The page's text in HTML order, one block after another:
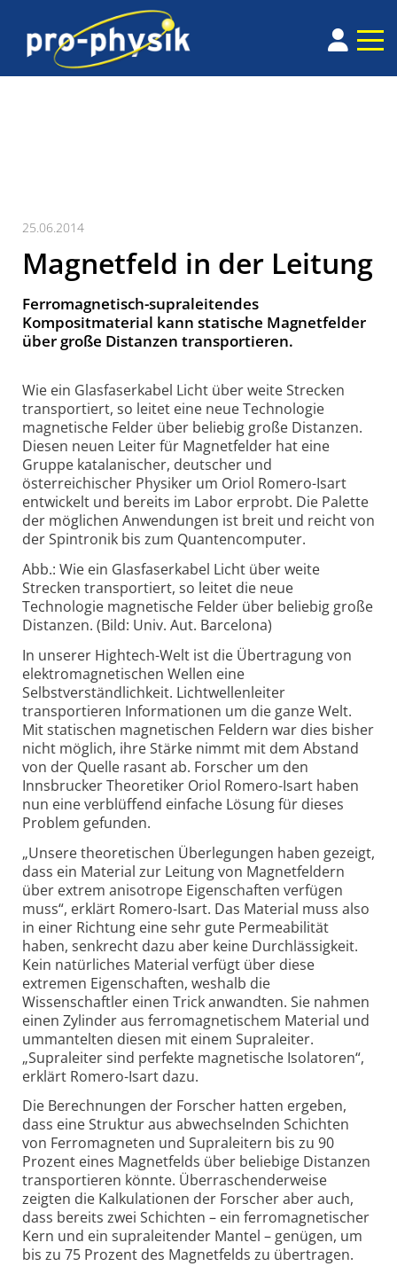
25.06.2014
Magnetfeld in der Leitung
Ferromagnetisch-supraleitendes
Kompositmaterial kann statische Magnetfelder
über große Distanzen transportieren.
Wie ein Glasfaserkabel Licht über weite Strecken
transportiert, so leitet eine neue Technologie
magnetische Felder über beliebig große Distanzen.
Diesen neuen Leiter für Magnetfelder hat eine
Gruppe katalanischer, deutscher und
österreichischer Physiker um Oriol Romero-Isart
entwickelt und bereits im Labor erprobt. Die Palette
der möglichen Anwendungen ist breit und reicht von
der Spintronik bis zum Quantencomputer.
Abb.: Wie ein Glasfaserkabel Licht über weite
Strecken transportiert, so leitet die neue
Technologie magnetische Felder über beliebig große
Distanzen. (Bild: Univ. Aut. Barcelona)
In unserer Hightech-Welt ist die Übertragung von
elektromagnetischen Wellen eine
Selbstverständlichkeit. Lichtwellenleiter
transportieren Informationen um die ganze Welt.
Mit statischen magnetischen Feldern war dies bisher
nicht möglich, ihre Stärke nimmt mit dem Abstand
von der Quelle rasant ab. Forscher um den
Innsbrucker Theoretiker Oriol Romero-Isart haben
nun eine verblüffend einfache Lösung für dieses
Problem gefunden.
„Unsere theoretischen Überlegungen haben gezeigt,
dass ein Material zur Leitung von Magnetfeldern
über extrem anisotrope Eigenschaften verfügen
muss“, erklärt Romero-Isart. Das Material muss also
in einer Richtung eine sehr gute Permeabilität
haben, senkrecht dazu aber keine Durchlässigkeit.
Kein natürliches Material verfügt über diese
extremen Eigenschaften, weshalb die
Wissenschaftler einen Trick anwandten. Sie nahmen
einen Zylinder aus ferromagnetischem Material und
ummantelten diesen mit einem Supraleiter.
„Supraleiter sind perfekte magnetische Isolatoren“,
erklärt Romero-Isart dazu.
Die Berechnungen der Forscher hatten ergeben,
dass eine Struktur aus abwechselnden Schichten
von Ferromagneten und Supraleitern bis zu 90
Prozent eines Magnetfelds über beliebige Distanzen
transportieren könnte. Überraschenderweise
zeigten die Kalkulationen der Forscher aber auch,
dass bereits zwei Schichten – ein ferromagnetischer
Kern und ein supraleitender Mantel – genügen, um
bis zu 75 Prozent des Magnetfelds zu übertragen.